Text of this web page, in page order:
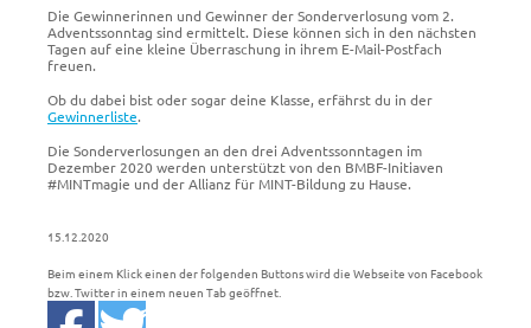
Die Gewinnerinnen und Gewinner der Sonderverlosung vom 2.
Adventssonntag sind ermittelt. Diese können sich in den nächsten
Tagen auf eine kleine Überraschung in ihrem E-Mail-Postfach
freuen.
Ob du dabei bist oder sogar deine Klasse, erfährst du in der
Gewinnerliste.
Die Sonderverlosungen an den drei Adventssonntagen im
Dezember 2020 werden unterstützt von den BMBF-Initiaven
#MINTmagie und der Allianz für MINT-Bildung zu Hause.
15.12.2020
Beim einem Klick einen der folgenden Buttons wird die Webseite von Facebook
bzw. Twitter in einem neuen Tab geöffnet.